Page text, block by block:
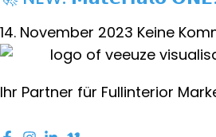
14. November 2023 Keine
Ihr Partner für Fullinterior